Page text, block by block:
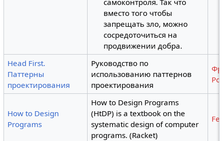
вместо того чтобы
запрещать зло, можно
сосредоточиться на
продвижении добра.
Head First.
Паттерны
проектирования
Руководство по
использованию паттернов
проектирования
How to Design
Programs
How to Design Programs
(HtDP) is a textbook on the
systematic design of computer
programs. (Racket)